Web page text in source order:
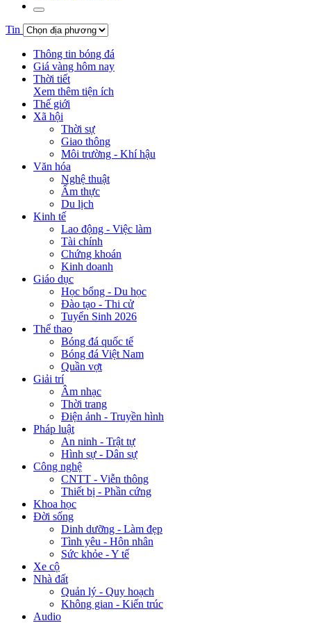
Tin
Thông tin bóng đá
Giá vàng hôm nay
Thời tiết
Xem thêm tiện ích
Thế giới
Xã hội
Thời sự
Giao thông
Môi trường - Khí hậu
Văn hóa
Nghệ thuật
Ẩm thực
Du lịch
Kinh tế
Lao động - Việc làm
Tài chính
Chứng khoán
Kinh doanh
Giáo dục
Học bổng - Du học
Đào tạo - Thi cử
Tuyển Sinh 2026
Thể thao
Bóng đá quốc tế
Bóng đá Việt Nam
Quần vợt
Giải trí
Âm nhạc
Thời trang
Điện ảnh - Truyền hình
Pháp luật
An ninh - Trật tự
Hình sự - Dân sự
Công nghệ
CNTT - Viễn thông
Thiết bị - Phần cứng
Khoa học
Đời sống
Dinh dưỡng - Làm đẹp
Tình yêu - Hôn nhân
Sức khỏe - Y tế
Xe cộ
Nhà đất
Quản lý - Quy hoạch
Không gian - Kiến trúc
Audio